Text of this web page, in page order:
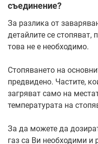
съединение?
За разлика от
детайлите се стопяват,
това не е необходимо.
Стопяването на
предвидено. Частите,
загряват само на
температурата на
За да можете да
газ са Ви необходими и